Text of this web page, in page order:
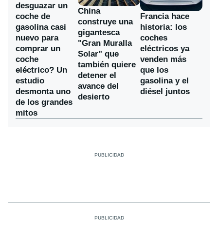
desguazar un
coche de
gasolina casi
nuevo para
comprar un
coche
eléctrico? Un
estudio
desmonta uno
de los grandes
mitos
China
construye una
gigantesca
"Gran Muralla
Solar" que
también quiere
detener el
avance del
desierto
Francia hace
historia: los
coches
eléctricos ya
venden más
que los
gasolina y el
diésel juntos